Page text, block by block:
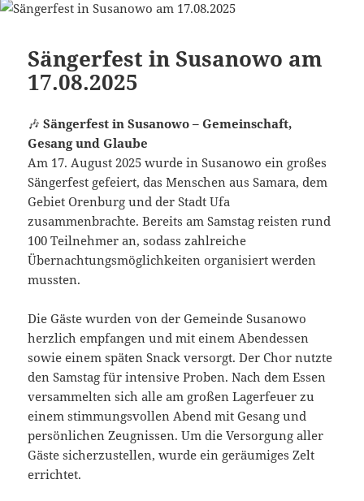
Sängerfest in Susanowo am
17.08.2025
🎶Sängerfest in Susanowo – Gemeinschaft,
Gesang und Glaube
Am 17. August 2025 wurde in Susanowo ein großes
Sängerfest gefeiert, das Menschen aus Samara, dem
Gebiet Orenburg und der Stadt Ufa
zusammenbrachte. Bereits am Samstag reisten rund
100 Teilnehmer an, sodass zahlreiche
Übernachtungsmöglichkeiten organisiert werden
mussten.
Die Gäste wurden von der Gemeinde Susanowo
herzlich empfangen und mit einem Abendessen
sowie einem späten Snack versorgt. Der Chor nutzte
den Samstag für intensive Proben. Nach dem Essen
versammelten sich alle am großen Lagerfeuer zu
einem stimmungsvollen Abend mit Gesang und
persönlichen Zeugnissen. Um die Versorgung aller
Gäste sicherzustellen, wurde ein geräumiges Zelt
errichtet.